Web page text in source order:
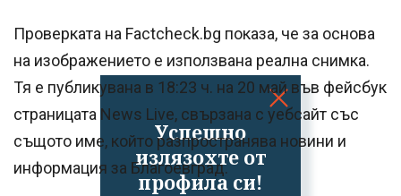
Успешно
излязохте от
профила си!
Проверката на Factcheck.bg показа, че за основа
на изображението е използвана реална снимка.
Тя е публикувана в 18:23 ч. на 20 май във фейсбук
страницата News Live, свързана с уебсайт със
същото име, който разпространява новини и
информация за Благоевград.